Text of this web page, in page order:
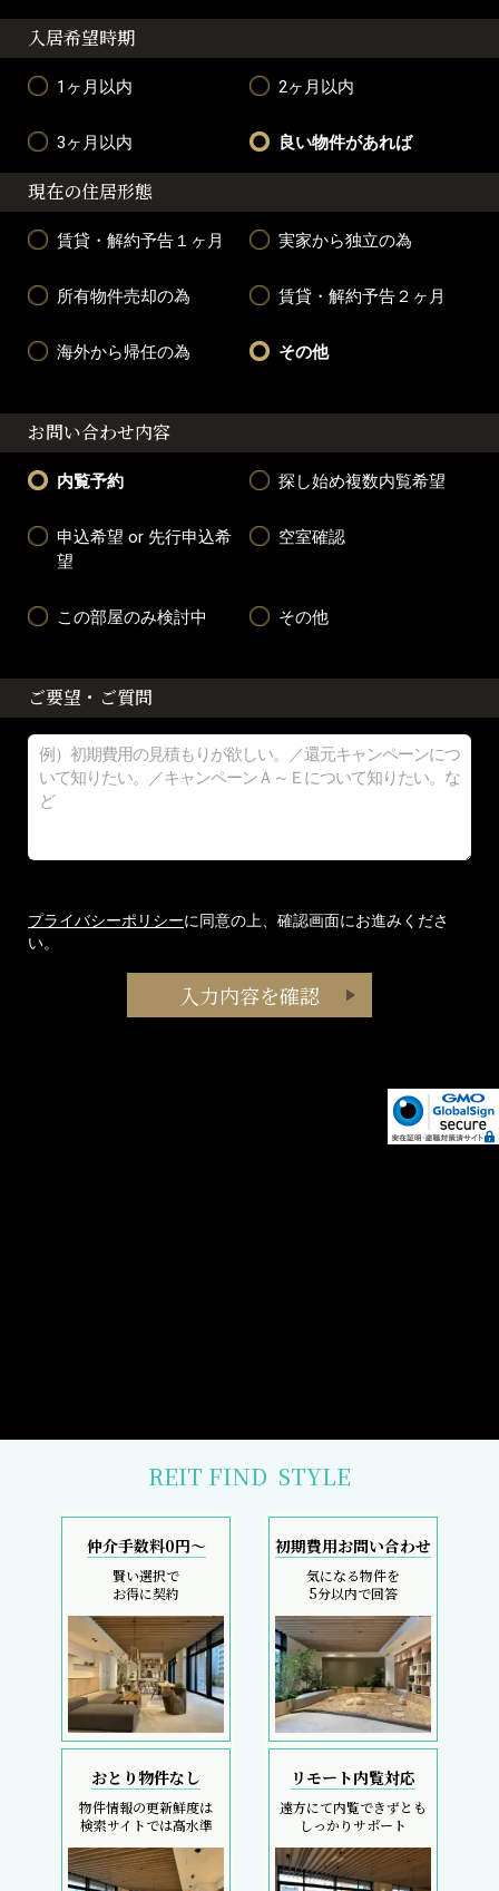
入居希望時期
1ヶ月以内 2ヶ月以内
3ヶ月以内 良い物件があれば
現在の住居形態
賃貸・解約予告１ヶ月 実家から独立の為
所有物件売却の為 賃貸・解約予告２ヶ月
海外から帰任の為 その他
お問い合わせ内容
内覧予約 探し始め複数内覧希望
申込希望 or 先行申込希
望
空室確認
この部屋のみ検討中 その他
ご要望・ご質問
プライバシーポリシーに同意の上、確認画面にお進みくださ
い。
REIT FIND STYLE
仲介手数料0円～
賢い選択で
お得に契約
初期費用お問い合わせ
気になる物件を
5分以内で回答
おとり物件なし
物件情報の更新鮮度は
検索サイトでは高水準
リモート内覧対応
遠方にて内覧できずとも
しっかりサポート